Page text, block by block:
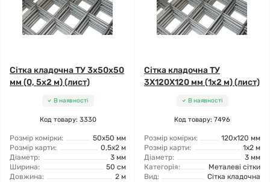
Сітка кладочна ТУ 3x50x50
мм (0, 5x2 м) (лист)
В наявності
Код товару: 3330
Розмір комірки:
50x50 мм
Розмір карти:
0,5x2 м
Діаметр:
3 мм
Ширина:
50 см
Довжина:
2 м
Сітка кладочна ТУ
3X120X120 мм (1x2 м) (лист)
В наявності
Код товару: 7496
Розмір комірки:
120x120 мм
Розмір карти:
1x2 м
Діаметр:
3 мм
Категорія:
Металеві сітки
Вид:
Сітка кладочна